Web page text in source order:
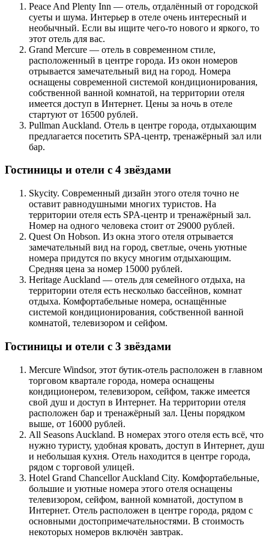
Peace And Plenty Inn — отель, отдалённый от городской
суеты и шума. Интерьер в отеле очень интересный и
необычный. Если вы ищите чего-то нового и яркого, то
этот отель для вас.
Grand Mercure — отель в современном стиле,
расположенный в центре города. Из окон номеров
отрывается замечательный вид на город. Номера
оснащены современной системой кондиционирования,
собственной ванной комнатой, на территории отеля
имеется доступ в Интернет. Цены за ночь в отеле
стартуют от 16500 рублей.
Pullman Auckland. Отель в центре города, отдыхающим
предлагается посетить SPA-центр, тренажёрный зал или
бар.
Гостиницы и отели с 4 звёздами
Skycity. Современный дизайн этого отеля точно не
оставит равнодушными многих туристов. На
территории отеля есть SPA-центр и тренажёрный зал.
Номер на одного человека стоит от 29000 рублей.
Quest On Hobson. Из окна этого отеля отрывается
замечательный вид на город, светлые, очень уютные
номера придутся по вкусу многим отдыхающим.
Средняя цена за номер 15000 рублей.
Heritage Auckland — отель для семейного отдыха, на
территории отеля есть несколько бассейнов, комнат
отдыха. Комфортабельные номера, оснащённые
системой кондиционирования, собственной ванной
комнатой, телевизором и сейфом.
Гостиницы и отели с 3 звёздами
Mercure Windsor, этот бутик-отель расположен в главном
торговом квартале города, номера оснащены
кондиционером, телевизором, сейфом, также имеется
свой душ и доступ в Интернет. На территории отеля
расположен бар и тренажёрный зал. Цены порядком
выше, от 16000 рублей.
All Seasons Auckland. В номерах этого отеля есть всё, что
нужно туристу, удобная кровать, доступ в Интернет, душ
и небольшая кухня. Отель находится в центре города,
рядом с торговой улицей.
Hotel Grand Chancellor Auckland City. Комфортабельные,
большие и уютные номера этого отеля оснащены
телевизором, сейфом, ванной комнатой, доступом в
Интернет. Отель расположен в центре города, рядом с
основными достопримечательностями. В стоимость
некоторых номеров включён завтрак.